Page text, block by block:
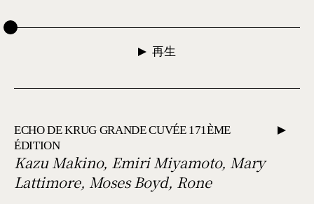
再生
ECHO DE KRUG GRANDE CUVÉE 171ÈME
ÉDITION
Kazu Makino, Emiri Miyamoto, Mary
Lattimore, Moses Boyd, Rone